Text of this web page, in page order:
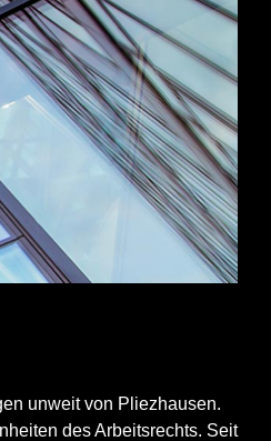
unweit von Pliezhausen.
des Arbeitsrechts. Seit